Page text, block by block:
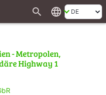
search language
- Metropolen,
Highway 1